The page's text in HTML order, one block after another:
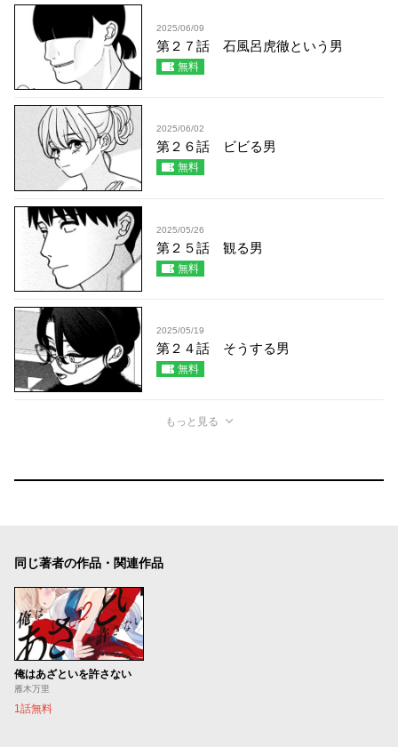
2025/06/09
第２７話 石風呂虎徹という男
無料
2025/06/02
第２６話 ビビる男
無料
2025/05/26
第２５話 観る男
無料
2025/05/19
第２４話 そうする男
無料
もっと見る
同じ著者の作品・関連作品
俺はあざといを許さない
雁木万里
1話無料